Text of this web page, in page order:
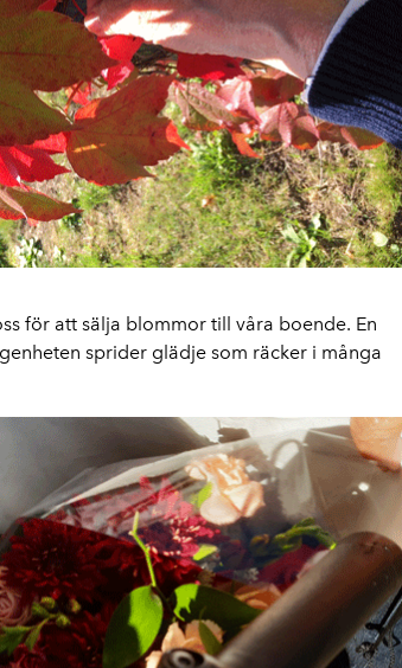
för att sälja blommor till våra boende. En
sprider glädje som räcker i många